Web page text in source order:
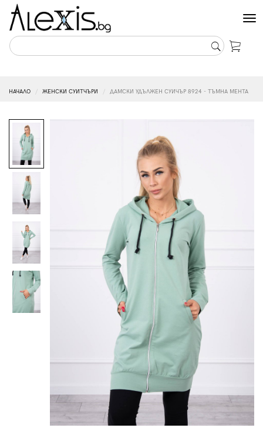
НАЧАЛО ЖЕНСКИ СУИТЧЪРИ ДАМСКИ УДЪЛЖЕН СУИЧЪР 8924 - ТЪМНА МЕНТА